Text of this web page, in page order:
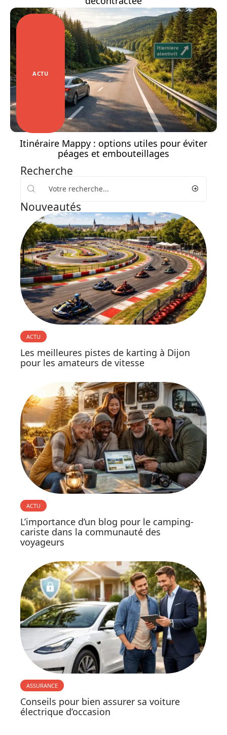
ACTU
Itinéraire Mappy : options utiles pour éviter
péages et embouteillages
Recherche
Nouveautés
ACTU
Les meilleures pistes de karting à Dijon
pour les amateurs de vitesse
ACTU
L’importance d’un blog pour le camping-
cariste dans la communauté des
voyageurs
ASSURANCE
Conseils pour bien assurer sa voiture
électrique d’occasion